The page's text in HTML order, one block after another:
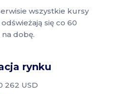
wszystkie kursy
się co 60
dobę.
rynku
262 USD